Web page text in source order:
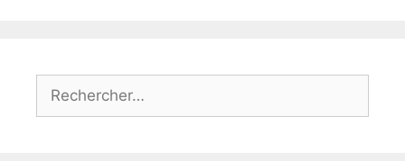
Rechercher :